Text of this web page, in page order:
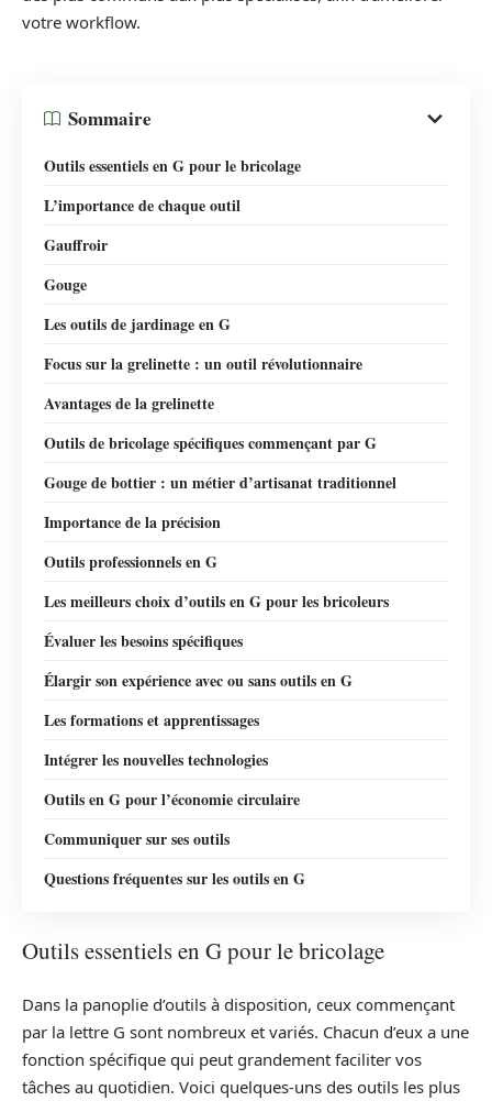
votre workflow.
Sommaire
Outils essentiels en G pour le bricolage
L’importance de chaque outil
Gauffroir
Gouge
Les outils de jardinage en G
Focus sur la grelinette : un outil révolutionnaire
Avantages de la grelinette
Outils de bricolage spécifiques commençant par G
Gouge de bottier : un métier d’artisanat traditionnel
Importance de la précision
Outils professionnels en G
Les meilleurs choix d’outils en G pour les bricoleurs
Évaluer les besoins spécifiques
Élargir son expérience avec ou sans outils en G
Les formations et apprentissages
Intégrer les nouvelles technologies
Outils en G pour l’économie circulaire
Communiquer sur ses outils
Questions fréquentes sur les outils en G
Outils essentiels en G pour le bricolage
Dans la panoplie d’outils à disposition, ceux commençant
par la lettre G sont nombreux et variés. Chacun d’eux a une
fonction spécifique qui peut grandement faciliter vos
tâches au quotidien. Voici quelques-uns des outils les plus